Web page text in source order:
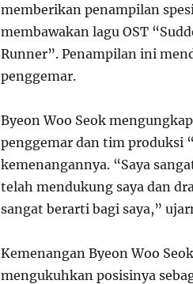
memberikan penampilan
membawakan lagu OST
Runner”. Penampilan ini
penggemar.
Byeon Woo Seok
penggemar dan tim produksi
kemenangannya. “Saya
telah mendukung saya dan
sangat berarti bagi saya,”
Kemenangan Byeon Woo
mengukuhkan posisinya